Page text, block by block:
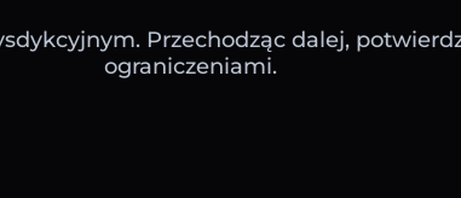
Przechodząc dalej,
ograniczeniami.